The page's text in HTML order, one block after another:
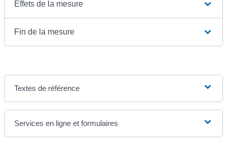
Effets de la mesure
Fin de la mesure
Textes de référence
Services en ligne et formulaires